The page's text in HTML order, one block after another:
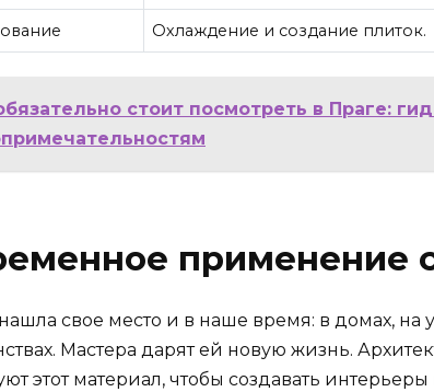
Охлаждение и создание плиток.
стоит посмотреть в Праге:
применение
свое место и в наше время: в домах, на
Мастера дарят ей новую жизнь.
этот материал, чтобы создавать